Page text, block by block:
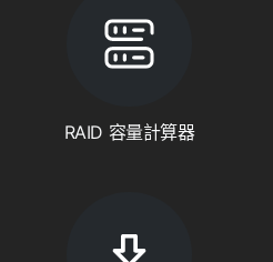
RAID 容量計算器